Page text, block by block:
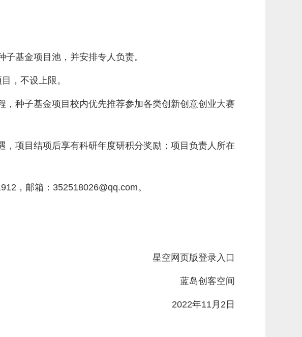
基金项目池，并安排专人负责。
，不设上限。
，种子基金项目校内优先推荐参加各类创新创意创业大赛
，项目结项后享有科研年度研积分奖励；项目负责人所在
，邮箱：352518026@qq.com。
星空网页版登录入口
蓝岛创客空间
2022年11月2日